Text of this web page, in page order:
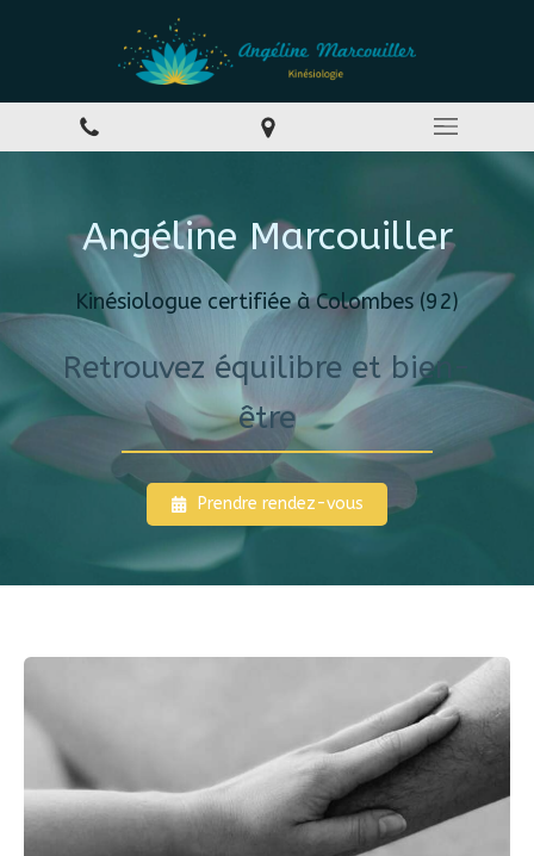
Angéline Marcouiller
Kinésiologue certifiée à Colombes (92)
Retrouvez équilibre et bien-
être
Prendre rendez-vous